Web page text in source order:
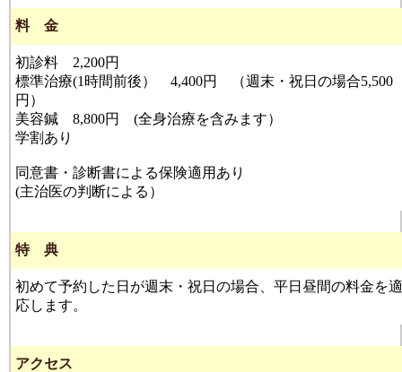
料 金
初診料 2,200円
標準治療(1時間前後） 4,400円 （週末・祝日の場合5,500
円）
美容鍼 8,800円 (全身治療を含みます）
学割あり
同意書・診断書による保険適用あり
(主治医の判断による）
特 典
初めて予約した日が週末・祝日の場合、平日昼間の料金を適
応します。
アクセス